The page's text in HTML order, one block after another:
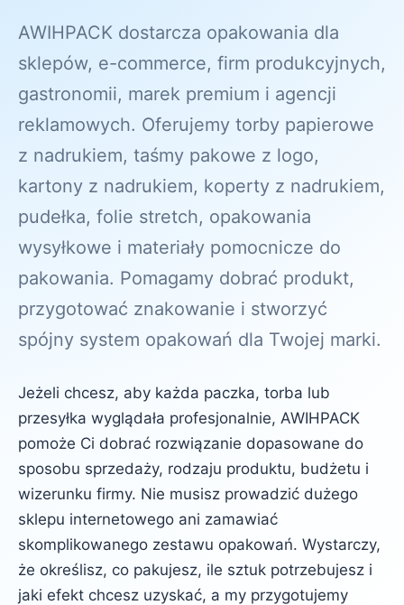
AWIHPACK dostarcza opakowania dla
sklepów, e-commerce, firm produkcyjnych,
gastronomii, marek premium i agencji
reklamowych. Oferujemy torby papierowe
z nadrukiem, taśmy pakowe z logo,
kartony z nadrukiem, koperty z nadrukiem,
pudełka, folie stretch, opakowania
wysyłkowe i materiały pomocnicze do
pakowania. Pomagamy dobrać produkt,
przygotować znakowanie i stworzyć
spójny system opakowań dla Twojej marki.
Jeżeli chcesz, aby każda paczka, torba lub
przesyłka wyglądała profesjonalnie, AWIHPACK
pomoże Ci dobrać rozwiązanie dopasowane do
sposobu sprzedaży, rodzaju produktu, budżetu i
wizerunku firmy. Nie musisz prowadzić dużego
sklepu internetowego ani zamawiać
skomplikowanego zestawu opakowań. Wystarczy,
że określisz, co pakujesz, ile sztuk potrzebujesz i
jaki efekt chcesz uzyskać, a my przygotujemy